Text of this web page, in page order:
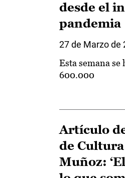
desde el
pandemia
27 de Marzo de
Esta semana se
600.000
Artículo
de
Muñoz: